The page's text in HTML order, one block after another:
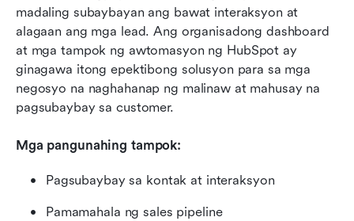
madaling subaybayan ang bawat interaksyon at
alagaan ang mga lead. Ang organisadong dashboard
at mga tampok ng awtomasyon ng HubSpot ay
ginagawa itong epektibong solusyon para sa mga
negosyo na naghahanap ng malinaw at mahusay na
pagsubaybay sa customer.
Mga pangunahing tampok:
Pagsubaybay sa kontak at interaksyon
Pamamahala ng sales pipeline